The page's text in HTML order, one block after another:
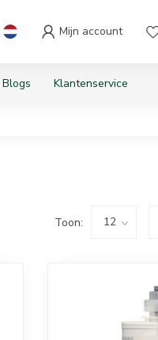
Mijn account
Blogs Klantenservice
Toon: